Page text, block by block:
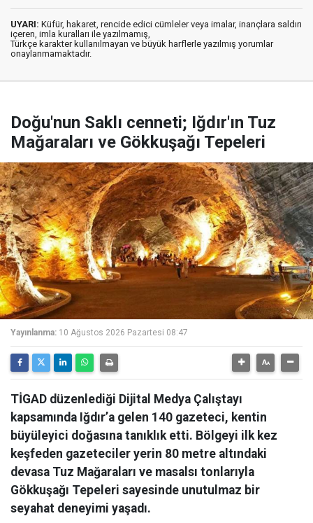
UYARI: Küfür, hakaret, rencide edici cümleler veya imalar, inançlara saldırı
içeren, imla kuralları ile yazılmamış,
Türkçe karakter kullanılmayan ve büyük harflerle yazılmış yorumlar
onaylanmamaktadır.
Doğu'nun Saklı cenneti; Iğdır'ın Tuz
Mağaraları ve Gökkuşağı Tepeleri
Yayınlanma: 10 Ağustos 2026 Pazartesi 08:47
TİGAD düzenlediği Dijital Medya Çalıştayı
kapsamında Iğdır’a gelen 140 gazeteci, kentin
büyüleyici doğasına tanıklık etti. Bölgeyi ilk kez
keşfeden gazeteciler yerin 80 metre altındaki
devasa Tuz Mağaraları ve masalsı tonlarıyla
Gökkuşağı Tepeleri sayesinde unutulmaz bir
seyahat deneyimi yaşadı.